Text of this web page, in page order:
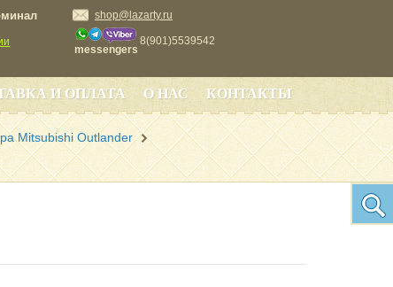
shop@lazarty.ru
messengers
8(901)5539542
И ОПЛАТА О НАС КОНТАКТЫ
Mitsubishi Outlander